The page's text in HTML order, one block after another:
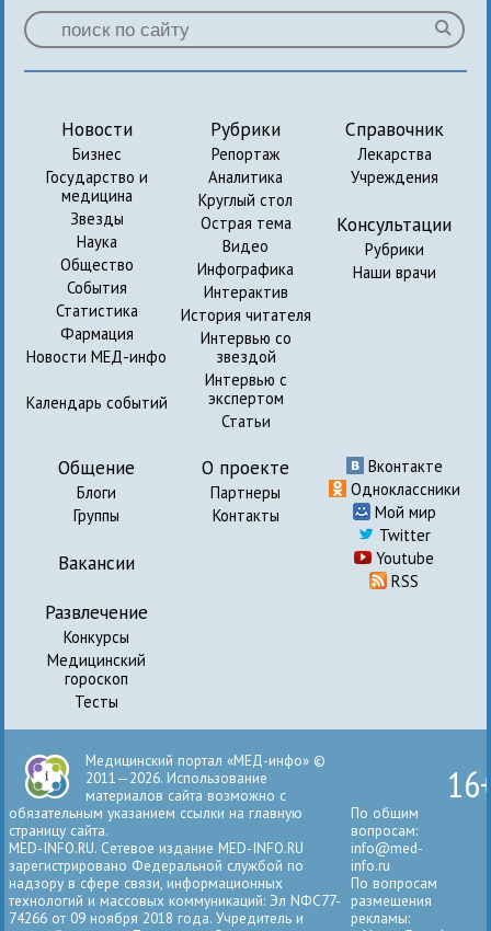
Новости
Бизнес
Государство и
медицина
Звезды
Наука
Общество
События
Статистика
Фармация
Новости МЕД-инфо
Календарь событий
Рубрики
Репортаж
Аналитика
Круглый стол
Острая тема
Видео
Инфографика
Интерактив
История читателя
Интервью со
звездой
Интервью с
экспертом
Статьи
Справочник
Лекарства
Учреждения
Консультации
Рубрики
Наши врачи
Общение
Блоги
Группы
Вакансии
Развлечение
Конкурсы
Медицинский
гороскоп
Тесты
О проекте
Партнеры
Контакты
Вконтакте
Одноклассники
Мой мир
Twitter
Youtube
RSS
Медицинский портал «МЕД-инфо» ©
2011—2026. Использование
материалов сайта возможно с
обязательным указанием ссылки на главную
страницу сайта.
MED-INFO.RU. Сетевое издание MED-INFO.RU
зарегистрировано Федеральной службой по
надзору в сфере связи, информационных
технологий и массовых коммуникаций: Эл NФС77-
74266 от 09 ноября 2018 года. Учредитель и
По общим
вопросам:
info@med-
info.ru
По вопросам
размещения
рекламы: